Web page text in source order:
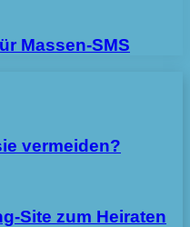
Massen-SMS
vermeiden?
Site zum Heiraten